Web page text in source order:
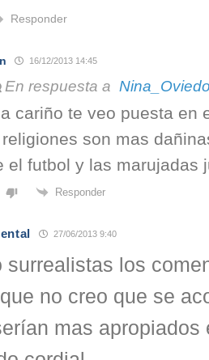
Responder
16/12/2013 14:45
En respuesta a
cariño te veo puesta en
son mas
el futbol y las marujadas
Responder
27/06/2013 9:40
surrealistas los
no creo que se
mas apropiados